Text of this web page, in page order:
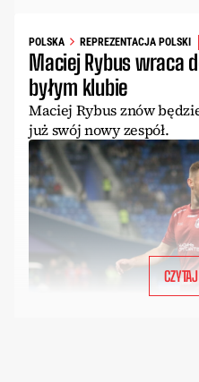
POLSKA REPREZENTACJA POLSKI
Maciej Rybus wraca
byłym klubie
Maciej Rybus znów
już swój nowy zespół.